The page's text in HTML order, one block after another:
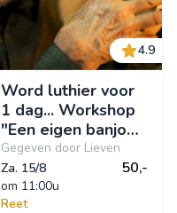
4.9
Word luthier voor
1 dag... Workshop
"Een eigen banjo
bouwen, samen
met je
(klein)kinderen".
Gegeven door Lieven
Za. 15/8
om 11:00u
50,-
Reet